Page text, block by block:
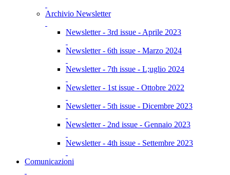
Archivio Newsletter
Newsletter - 3rd issue - Aprile 2023
Newsletter - 6th issue - Marzo 2024
Newsletter - 7th issue - L;uglio 2024
Newsletter - 1st issue - Ottobre 2022
Newsletter - 5th issue - Dicembre 2023
Newsletter - 2nd issue - Gennaio 2023
Newsletter - 4th issue - Settembre 2023
Comunicazioni